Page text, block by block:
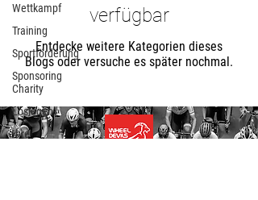
Wettkampf
Training
Sportförderung
Sponsoring
Charity
Loslegen
Ihre
verfügbar
Entdecke weitere Kategorien dieses
Blogs oder versuche es später nochmal.